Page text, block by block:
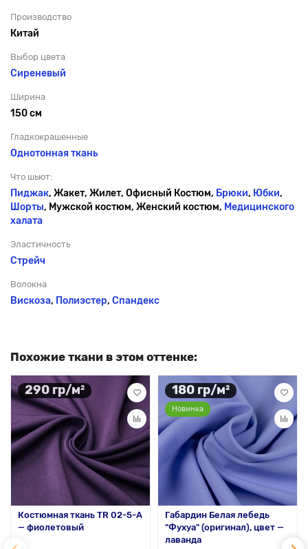
Производство
Китай
Выбор цвета
Сиреневый
Ширина
150 см
Гладкокрашенные
Однотонная ткань
Что шьют:
Пиджак, Жакет, Жилет, Офисный Костюм, Брюки, Юбки,
Шорты, Мужской костюм, Женский костюм, Медицинского
халата
Эластичность
Стрейч
Волокна
Вискоза, Полиэстер, Спандекс
Похожие ткани в этом оттенке:
290 гр/м²
Костюмная ткань TR 02-5-A
— фиолетовый
180 гр/м²
Новинка
Габардин Белая лебедь
"Фухуа" (оригинал), цвет —
лаванда